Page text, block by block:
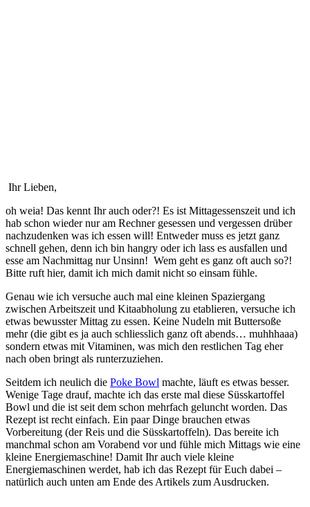
Ihr Lieben,
oh weia! Das kennt Ihr auch oder?! Es ist Mittagessenszeit und ich
hab schon wieder nur am Rechner gesessen und vergessen drüber
nachzudenken was ich essen will! Entweder muss es jetzt ganz
schnell gehen, denn ich bin hangry oder ich lass es ausfallen und
esse am Nachmittag nur Unsinn! Wem geht es ganz oft auch so?!
Bitte ruft hier, damit ich mich damit nicht so einsam fühle.
Genau wie ich versuche auch mal eine kleinen Spaziergang
zwischen Arbeitszeit und Kitaabholung zu etablieren, versuche ich
etwas bewusster Mittag zu essen. Keine Nudeln mit Buttersoße
mehr (die gibt es ja auch schliesslich ganz oft abends… muhhhaaa)
sondern etwas mit Vitaminen, was mich den restlichen Tag eher
nach oben bringt als runterzuziehen.
Seitdem ich neulich die Poke Bowl machte, läuft es etwas besser.
Wenige Tage drauf, machte ich das erste mal diese Süsskartoffel
Bowl und die ist seit dem schon mehrfach geluncht worden. Das
Rezept ist recht einfach. Ein paar Dinge brauchen etwas
Vorbereitung (der Reis und die Süsskartoffeln). Das bereite ich
manchmal schon am Vorabend vor und fühle mich Mittags wie eine
kleine Energiemaschine! Damit Ihr auch viele kleine
Energiemaschinen werdet, hab ich das Rezept für Euch dabei –
natürlich auch unten am Ende des Artikels zum Ausdrucken.